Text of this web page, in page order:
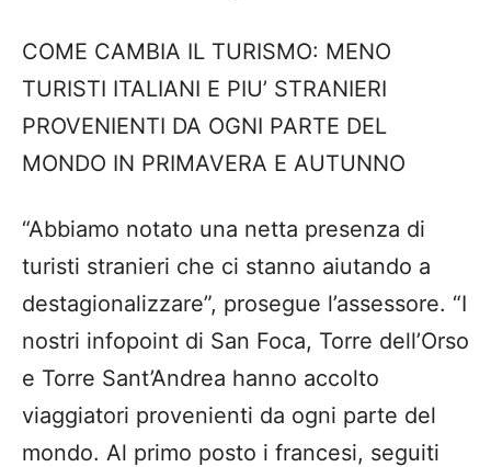
COME CAMBIA IL TURISMO: MENO
TURISTI ITALIANI E PIU’ STRANIERI
PROVENIENTI DA OGNI PARTE DEL
MONDO IN PRIMAVERA E AUTUNNO
“Abbiamo notato una netta presenza di
turisti stranieri che ci stanno aiutando a
destagionalizzare”, prosegue l’assessore. “I
nostri infopoint di San Foca, Torre dell’Orso
e Torre Sant’Andrea hanno accolto
viaggiatori provenienti da ogni parte del
mondo. Al primo posto i francesi, seguiti